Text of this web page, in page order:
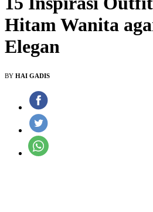
Hitam Wanita
Elegan
BY HAI GADIS